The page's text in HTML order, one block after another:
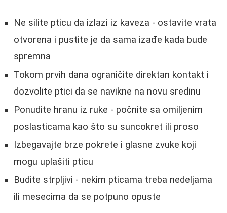
Ne silite pticu da izlazi iz kaveza - ostavite vrata
otvorena i pustite je da sama izađe kada bude
spremna
Tokom prvih dana ograničite direktan kontakt i
dozvolite ptici da se navikne na novu sredinu
Ponudite hranu iz ruke - počnite sa omiljenim
poslasticama kao što su suncokret ili proso
Izbegavajte brze pokrete i glasne zvuke koji
mogu uplašiti pticu
Budite strpljivi - nekim pticama treba nedeljama
ili mesecima da se potpuno opuste